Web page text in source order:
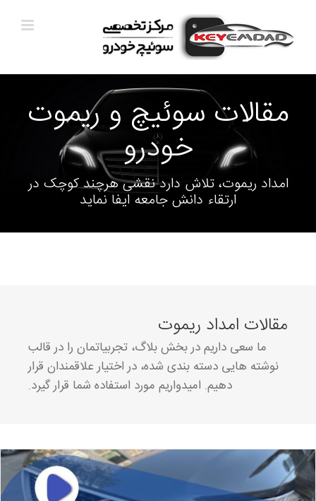
content
مقالات سوئیچ و ریموت
خودرو
امداد ریموت، تلاش دارد نقشی هرچند کوچک در
ارتقاء دانش جامعه ایفا نماید
مقالات امداد ریموت
ما سعی داریم در بخش بلاگ، تجربیاتمان را در قالب
نوشته هایی دسته بندی شده، در اختیار علاقمندان قرار
دهیم. امیدواریم مورد استفاده شما قرار گیرد.